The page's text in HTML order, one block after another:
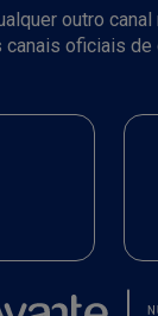
outro
oficiais de